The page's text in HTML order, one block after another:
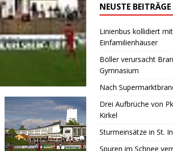
NEUSTE BEITRÄGE
Linienbus kollidiert
Einfamilienhäuser
Böller verursacht
Gymnasium
Nach
Drei Aufbrüche von
Kirkel
Sturmeinsätze in St.
Spuren im Schnee